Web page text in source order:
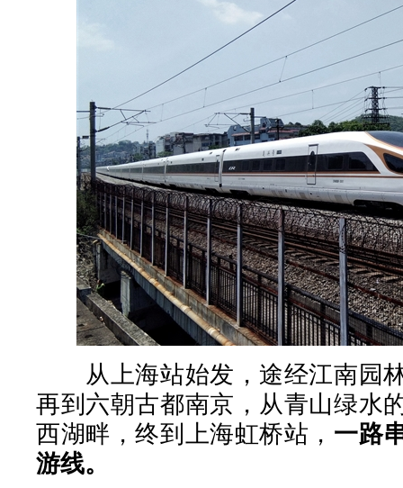
从上海站始发，途经江南园
再到六朝古都南京，从青山绿水
西湖畔，终到上海虹桥站， 一路
游线。